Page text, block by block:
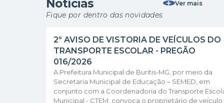
Notícias
Fique por dentro das novidades
Ver mais
2º AVISO DE VISTORIA DE VEÍCULOS DO
TRANSPORTE ESCOLAR - PREGÃO
016/2026
A Prefeitura Municipal de Buritis-MG, por meio da
Secretaria Municipal de Educação – SEMED, em
conjunto com a Coordenadoria do Transporte
Municipal - CTEM, convoca o proprietário de veículo